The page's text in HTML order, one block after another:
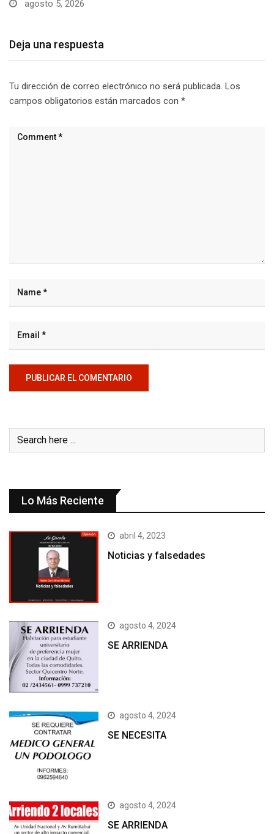
Deja una respuesta
Tu dirección de correo electrónico no será publicada. Los
campos obligatorios están marcados con *
Lo Más Reciente
abril 4, 2023
Noticias y falsedades
agosto 4, 2024
SE ARRIENDA
agosto 4, 2024
SE NECESITA
agosto 4, 2024
SE ARRIENDA